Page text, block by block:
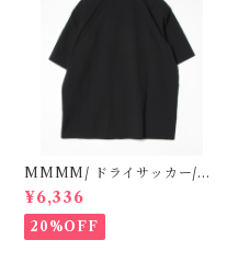
MMMM/ ドライサッカー/オ
ープンカラーシャツ BLACK
15130M26
¥6,336
20%OFF